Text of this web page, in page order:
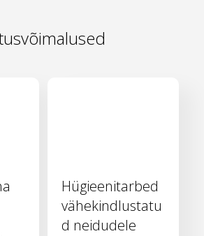
Hügieenitarbed
vähekindlustatu
d neidudele